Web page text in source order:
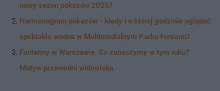
nowy sezon pokazów 2025?
Harmonogram pokazów - kiedy i o której godzinie oglądać
spektakle wodne w Multimedialnym Parku Fontann?
Fontanny w Warszawie. Co zobaczymy w tym roku?
Motyw przewodni widowiska